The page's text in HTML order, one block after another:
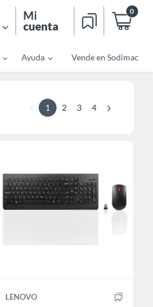
Mi
cuenta
0
Ayuda Vende en Sodimac
1 2 3 4
LENOVO